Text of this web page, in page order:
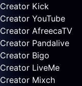
Creator Kick
Creator YouTube
Creator AfreecaTV
Creator Pandalive
Creator Bigo
Creator LiveMe
Creator Mixch